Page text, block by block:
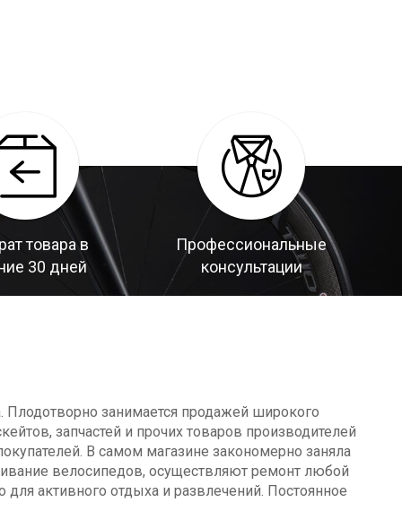
товара в
30 дней
Профессиональные
консультации
Плодотворно занимается продажей широкого
запчастей и прочих товаров производителей
В самом магазине закономерно заняла
велосипедов, осуществляют ремонт любой
для активного отдыха и развлечений. Постоянное